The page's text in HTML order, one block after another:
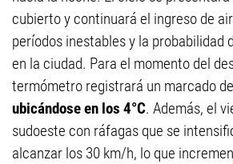
cubierto y continuará el ingreso de
períodos inestables y la probabilidad
en la ciudad. Para el momento del
termómetro registrará un marcado
ubicándose en los 4°C. Además, el
sudoeste con ráfagas que se
alcanzar los 30 km/h, lo que